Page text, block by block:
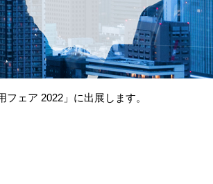
フェア 2022」に出展します。